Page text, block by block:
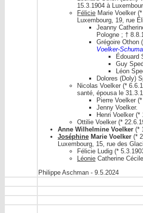
15.3.1904 à
Félicie Marie Voelker
Luxembourg, 19, rue
Jeanny
Pologne ; †
Grégoire Othon
Voelker-
Édouard
Guy
Léon
Dolores (Doly)
Nicolas Voelker (*
santé, épousa le
Pierre Voelker
Jenny Voelker.
Henri Voelker
Ottilie Voelker (*
Anne Wilhelmine Voelker (*
Joséphine Marie Voelker (*
Luxembourg, 15, rue des
Félicie Ludig (*
Léonie Catherine
Philippe Aschman - 9.5.2024